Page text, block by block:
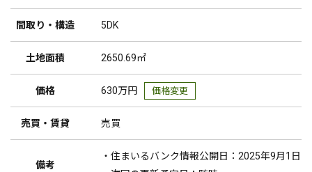
間取り・構造 5DK
土地面積 2650.69㎡
価格 630万円 価格変更
売買・賃貸 売買
備考
・住まいるバンク情報公開日：2025年9月1日